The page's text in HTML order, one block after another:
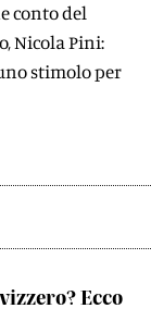
conto del
Nicola Pini:
stimolo per
Ecco